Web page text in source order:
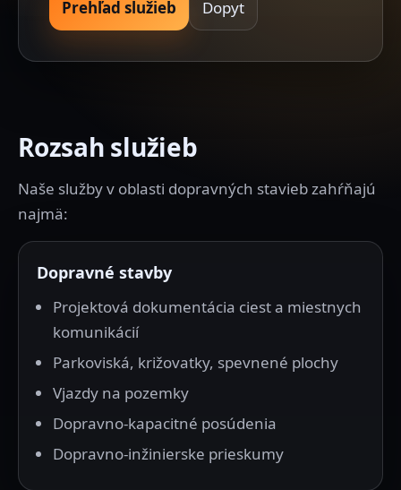
Prehľad služieb Dopyt
Rozsah služieb
Naše služby v oblasti dopravných stavieb zahŕňajú
najmä:
Dopravné stavby
Projektová dokumentácia ciest a miestnych
komunikácií
Parkoviská, križovatky, spevnené plochy
Vjazdy na pozemky
Dopravno-kapacitné posúdenia
Dopravno-inžinierske prieskumy